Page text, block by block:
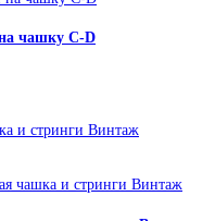
чашку С-D